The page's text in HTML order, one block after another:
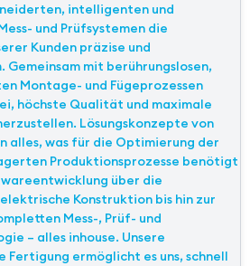
intelligenten und
und Prüfsystemen die
Kunden präzise und
Gemeinsam mit berührungslosen,
Montage- und Fügeprozessen
höchste Qualität und maximale
Lösungskonzepte von
alles, was für die Optimierung der
Produktionsprozesse benötigt
über die
Konstruktion bis hin zur
Mess-, Prüf- und
– alles inhouse. Unsere
Fertigung ermöglicht es uns, schnell